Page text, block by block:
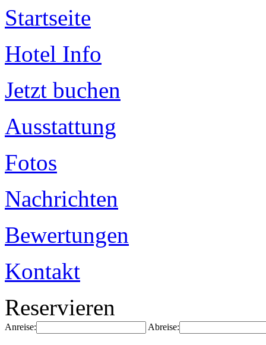
Startseite
Hotel Info
Jetzt buchen
Ausstattung
Fotos
Nachrichten
Bewertungen
Kontakt
Reservieren
Anreise: Abreise: